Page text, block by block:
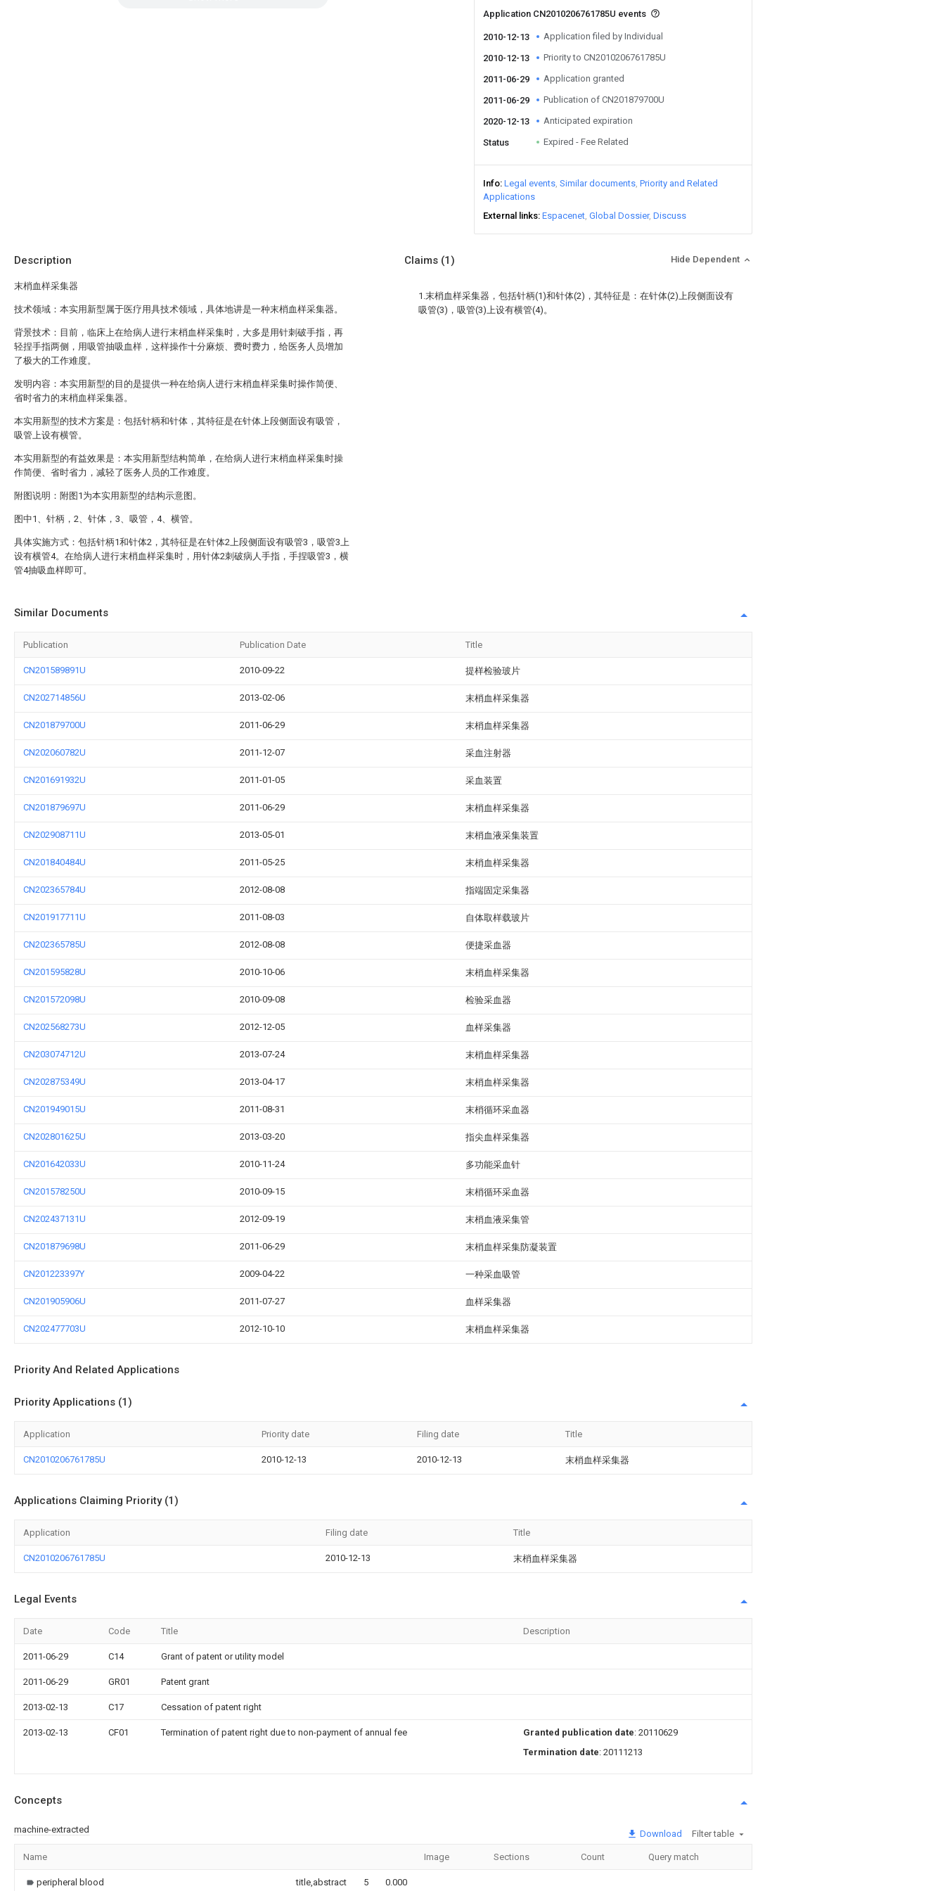
Application CN2010206761785U events
2010-12-13 Application filed by Individual
2010-12-13 Priority to CN2010206761785U
2011-06-29 Application granted
2011-06-29 Publication of CN201879700U
2020-12-13 Anticipated expiration
Status Expired - Fee Related
Info Legal events Similar documents Priority and Related
Applications
External links Espacenet Global Dossier Discuss
Description
末梢血样采集器
技术领域：本实用新型属于医疗用具技术领域，具体地讲是一种末梢血样采集器。
背景技术：目前，临床上在给病人进行末梢血样采集时，大多是用针刺破手指，再
轻捏手指两侧，用吸管抽吸血样，这样操作十分麻烦、费时费力，给医务人员增加
了极大的工作难度。
发明内容：本实用新型的目的是提供一种在给病人进行末梢血样采集时操作简便、
省时省力的末梢血样采集器。
本实用新型的技术方案是：包括针柄和针体，其特征是在针体上段侧面设有吸管，
吸管上设有横管。
本实用新型的有益效果是：本实用新型结构简单，在给病人进行末梢血样采集时操
作简便、省时省力，减轻了医务人员的工作难度。
附图说明：附图1为本实用新型的结构示意图。
图中1、针柄，2、针体，3、吸管，4、横管。
具体实施方式：包括针柄1和针体2，其特征是在针体2上段侧面设有吸管3，吸管3上
设有横管4。在给病人进行末梢血样采集时，用针体2刺破病人手指，手捏吸管3，横
管4抽吸血样即可。
Claims (1) Hide Dependent
1.末梢血样采集器，包括针柄(1)和针体(2)，其特征是：在针体(2)上段侧面设有
吸管(3)，吸管(3)上设有横管(4)。
Similar Documents
Publication Publication Date Title
CN201589891U 2010-09-22 提样检验玻片
CN202714856U 2013-02-06 末梢血样采集器
CN201879700U 2011-06-29 末梢血样采集器
CN202060782U 2011-12-07 采血注射器
CN201691932U 2011-01-05 采血装置
CN201879697U 2011-06-29 末梢血样采集器
CN202908711U 2013-05-01 末梢血液采集装置
CN201840484U 2011-05-25 末梢血样采集器
CN202365784U 2012-08-08 指端固定采集器
CN201917711U 2011-08-03 自体取样载玻片
CN202365785U 2012-08-08 便捷采血器
CN201595828U 2010-10-06 末梢血样采集器
CN201572098U 2010-09-08 检验采血器
CN202568273U 2012-12-05 血样采集器
CN203074712U 2013-07-24 末梢血样采集器
CN202875349U 2013-04-17 末梢血样采集器
CN201949015U 2011-08-31 末梢循环采血器
CN202801625U 2013-03-20 指尖血样采集器
CN201642033U 2010-11-24 多功能采血针
CN201578250U 2010-09-15 末梢循环采血器
CN202437131U 2012-09-19 末梢血液采集管
CN201879698U 2011-06-29 末梢血样采集防凝装置
CN201223397Y 2009-04-22 一种采血吸管
CN201905906U 2011-07-27 血样采集器
CN202477703U 2012-10-10 末梢血样采集器
Priority And Related Applications
Priority Applications (1)
Application Priority date Filing date Title
CN2010206761785U 2010-12-13 2010-12-13 末梢血样采集器
Applications Claiming Priority (1)
Application Filing date Title
CN2010206761785U 2010-12-13 末梢血样采集器
Legal Events
Date Code Title Description
2011-06-29 C14 Grant of patent or utility model
2011-06-29 GR01 Patent grant
2013-02-13 C17 Cessation of patent right
2013-02-13 CF01 Termination of patent right due to non-payment of annual fee Granted publication date: 20110629
Termination date: 20111213
Concepts
machine-extracted Download Filter table
Name Image Sections Count Query match
peripheral blood title,abstract 5 0.000